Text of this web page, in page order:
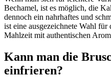
Bechamel, ist es möglich, die
dennoch ein nahrhaftes und
ist eine ausgezeichnete Wahl
Mahlzeit mit authentischen
Kann man die
einfrieren?